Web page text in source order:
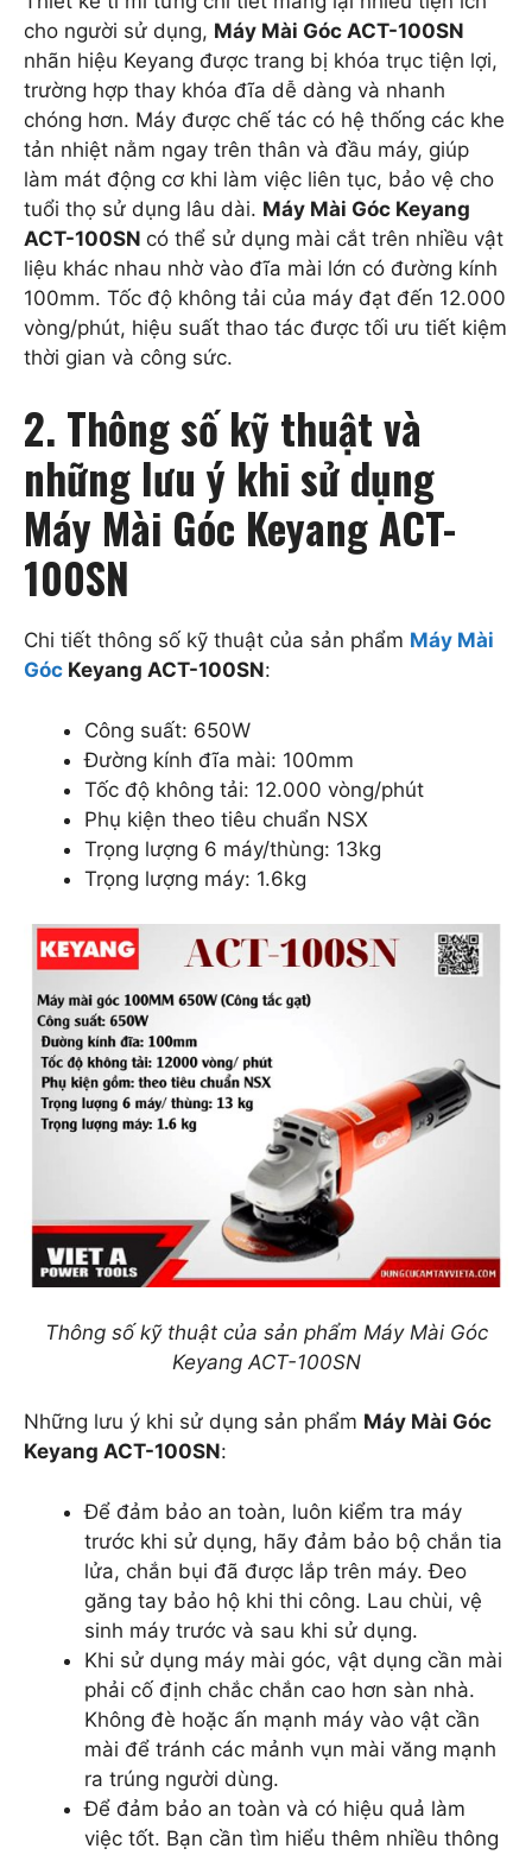
cho người sử dụng, Máy Mài Góc ACT-100SN
nhãn hiệu Keyang được trang bị khóa trục tiện lợi,
trường hợp thay khóa đĩa dễ dàng và nhanh
chóng hơn. Máy được chế tác có hệ thống các khe
tản nhiệt nằm ngay trên thân và đầu máy, giúp
làm mát động cơ khi làm việc liên tục, bảo vệ cho
tuổi thọ sử dụng lâu dài. Máy Mài Góc Keyang
ACT-100SN có thể sử dụng mài cắt trên nhiều vật
liệu khác nhau nhờ vào đĩa mài lớn có đường kính
100mm. Tốc độ không tải của máy đạt đến 12.000
vòng/phút, hiệu suất thao tác được tối ưu tiết kiệm
thời gian và công sức.
2. Thông số kỹ thuật và
những lưu ý khi sử dụng
Máy Mài Góc Keyang ACT-
100SN
Chi tiết thông số kỹ thuật của sản phẩm Máy Mài
Góc Keyang ACT-100SN:
Công suất: 650W
Đường kính đĩa mài: 100mm
Tốc độ không tải: 12.000 vòng/phút
Phụ kiện theo tiêu chuẩn NSX
Trọng lượng 6 máy/thùng: 13kg
Trọng lượng máy: 1.6kg
Thông số kỹ thuật của sản phẩm Máy Mài Góc
Keyang ACT-100SN
Những lưu ý khi sử dụng sản phẩm Máy Mài Góc
Keyang ACT-100SN:
Để đảm bảo an toàn, luôn kiểm tra máy
trước khi sử dụng, hãy đảm bảo bộ chắn tia
lửa, chắn bụi đã được lắp trên máy. Đeo
găng tay bảo hộ khi thi công. Lau chùi, vệ
sinh máy trước và sau khi sử dụng.
Khi sử dụng máy mài góc, vật dụng cần mài
phải cố định chắc chắn cao hơn sàn nhà.
Không đè hoặc ấn mạnh máy vào vật cần
mài để tránh các mảnh vụn mài văng mạnh
ra trúng người dùng.
Để đảm bảo an toàn và có hiệu quả làm
việc tốt. Bạn cần tìm hiểu thêm nhiều thông